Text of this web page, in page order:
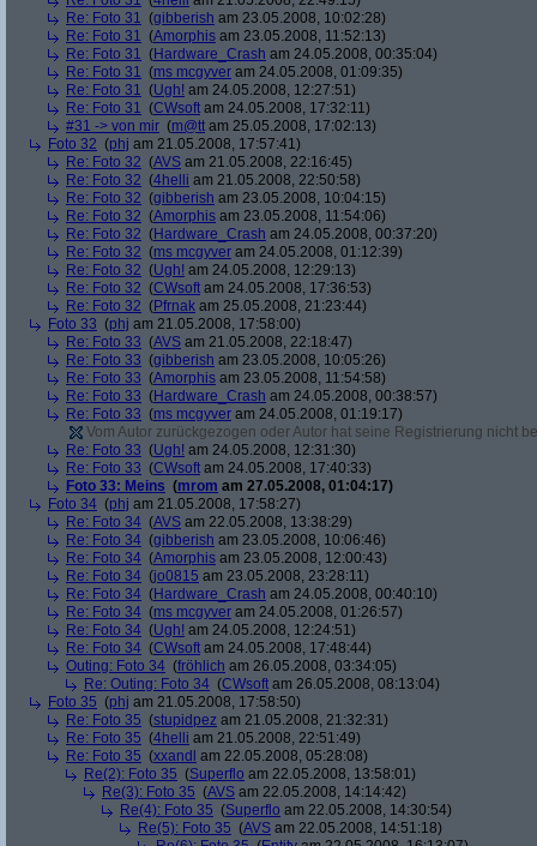
Re: Foto 31 (gibberish am 23.05.2008, 10:02:28)
Re: Foto 31 (Amorphis am 23.05.2008, 11:52:13)
Re: Foto 31 (Hardware_Crash am 24.05.2008, 00:35:04)
Re: Foto 31 (ms mcgyver am 24.05.2008, 01:09:35)
Re: Foto 31 (Ugh! am 24.05.2008, 12:27:51)
Re: Foto 31 (CWsoft am 24.05.2008, 17:32:11)
#31 -> von mir (m@tt am 25.05.2008, 17:02:13)
Foto 32 (phj am 21.05.2008, 17:57:41)
Re: Foto 32 (AVS am 21.05.2008, 22:16:45)
Re: Foto 32 (4helli am 21.05.2008, 22:50:58)
Re: Foto 32 (gibberish am 23.05.2008, 10:04:15)
Re: Foto 32 (Amorphis am 23.05.2008, 11:54:06)
Re: Foto 32 (Hardware_Crash am 24.05.2008, 00:37:20)
Re: Foto 32 (ms mcgyver am 24.05.2008, 01:12:39)
Re: Foto 32 (Ugh! am 24.05.2008, 12:29:13)
Re: Foto 32 (CWsoft am 24.05.2008, 17:36:53)
Re: Foto 32 (Pfrnak am 25.05.2008, 21:23:44)
Foto 33 (phj am 21.05.2008, 17:58:00)
Re: Foto 33 (AVS am 21.05.2008, 22:18:47)
Re: Foto 33 (gibberish am 23.05.2008, 10:05:26)
Re: Foto 33 (Amorphis am 23.05.2008, 11:54:58)
Re: Foto 33 (Hardware_Crash am 24.05.2008, 00:38:57)
Re: Foto 33 (ms mcgyver am 24.05.2008, 01:19:17)
Vom Autor zurückgezogen oder Autor hat seine Registrierung nicht
Re: Foto 33 (Ugh! am 24.05.2008, 12:31:30)
Re: Foto 33 (CWsoft am 24.05.2008, 17:40:33)
Foto 33: Meins (mrom am 27.05.2008, 01:04:17)
Foto 34 (phj am 21.05.2008, 17:58:27)
Re: Foto 34 (AVS am 22.05.2008, 13:38:29)
Re: Foto 34 (gibberish am 23.05.2008, 10:06:46)
Re: Foto 34 (Amorphis am 23.05.2008, 12:00:43)
Re: Foto 34 (jo0815 am 23.05.2008, 23:28:11)
Re: Foto 34 (Hardware_Crash am 24.05.2008, 00:40:10)
Re: Foto 34 (ms mcgyver am 24.05.2008, 01:26:57)
Re: Foto 34 (Ugh! am 24.05.2008, 12:24:51)
Re: Foto 34 (CWsoft am 24.05.2008, 17:48:44)
Outing: Foto 34 (fröhlich am 26.05.2008, 03:34:05)
Re: Outing: Foto 34 (CWsoft am 26.05.2008, 08:13:04)
Foto 35 (phj am 21.05.2008, 17:58:50)
Re: Foto 35 (stupidpez am 21.05.2008, 21:32:31)
Re: Foto 35 (4helli am 21.05.2008, 22:51:49)
Re: Foto 35 (xxandl am 22.05.2008, 05:28:08)
Re(2): Foto 35 (Superflo am 22.05.2008, 13:58:01)
Re(3): Foto 35 (AVS am 22.05.2008, 14:14:42)
Re(4): Foto 35 (Superflo am 22.05.2008, 14:30:54)
Re(5): Foto 35 (AVS am 22.05.2008, 14:51:18)